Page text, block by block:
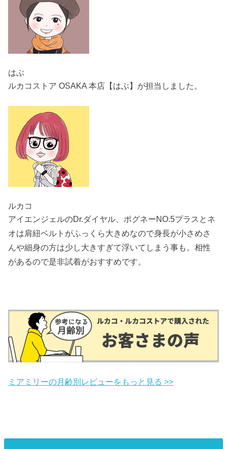
はぶ
ルカコストア OSAKA 本店【はぶ】が担当しました。
ルカコ
アイエンジェルのDr.ダイヤル、ポグネーNO.5プラスとネ
オは肩紐ベルトがふっくら大きめなので身長が小さめさ
んや細身の方は少し大きすぎて浮いてしまう事も。相性
があるので是非試着がおすすめです。
ミアミリーの月齢別レビューをもっと見る >>